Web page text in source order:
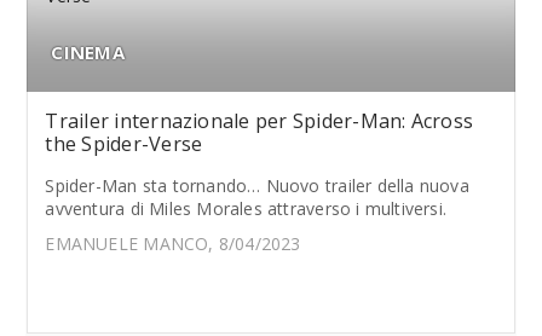
CINEMA
Trailer internazionale per Spider-Man: Across
the Spider-Verse
Spider-Man sta tornando… Nuovo trailer della nuova
avventura di Miles Morales attraverso i multiversi.
EMANUELE MANCO, 8/04/2023